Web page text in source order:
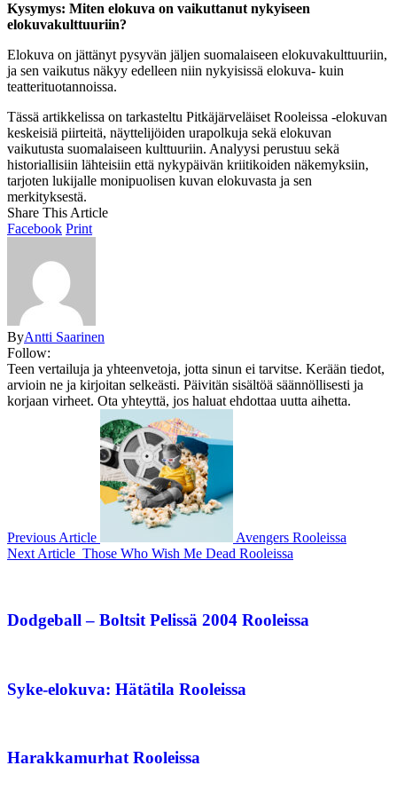
Kysymys: Miten elokuva on vaikuttanut nykyiseen
elokuvakulttuuriin?
Elokuva on jättänyt pysyvän jäljen suomalaiseen elokuvakulttuuriin,
ja sen vaikutus näkyy edelleen niin nykyisissä elokuva- kuin
teatterituotannoissa.
Tässä artikkelissa on tarkasteltu Pitkäjärveläiset Rooleissa -elokuvan
keskeisiä piirteitä, näyttelijöiden urapolkuja sekä elokuvan
vaikutusta suomalaiseen kulttuuriin. Analyysi perustuu sekä
historiallisiin lähteisiin että nykypäivän kriitikoiden näkemyksiin,
tarjoten lukijalle monipuolisen kuvan elokuvasta ja sen
merkityksestä.
Share This Article
Facebook Print
ByAntti Saarinen
Follow:
Teen vertailuja ja yhteenvetoja, jotta sinun ei tarvitse. Kerään tiedot,
arvioin ne ja kirjoitan selkeästi. Päivitän sisältöä säännöllisesti ja
korjaan virheet. Ota yhteyttä, jos haluat ehdottaa uutta aihetta.
Previous Article
Avengers Rooleissa
Next Article Those Who Wish Me Dead Rooleissa
Dodgeball – Boltsit Pelissä 2004 Rooleissa
Syke-elokuva: Hätätila Rooleissa
Harakkamurhat Rooleissa